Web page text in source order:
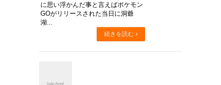
に思い浮かんだ事と言えばポケモン
GOがリリースされた当日に洞爺
湖...
続きを読む